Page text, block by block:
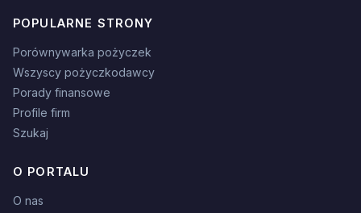
POPULARNE STRONY
Porównywarka pożyczek
Wszyscy pożyczkodawcy
Porady finansowe
Profile firm
Szukaj
O PORTALU
O nas